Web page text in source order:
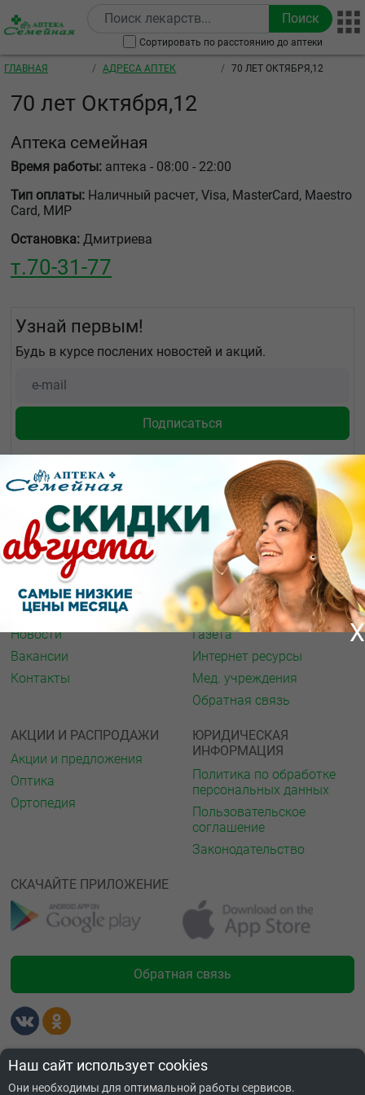
Сортировать по расстоянию до аптеки
Строка навигации
ГЛАВНАЯ АДРЕСА АПТЕК 70 ЛЕТ ОКТЯБРЯ,12
70 лет Октября,12
Аптека семейная
Время работы: аптека - 08:00 - 22:00
Тип оплаты: Наличный расчет, Visa, MasterCard, Maestro
Card, МИР
Остановка: Дмитриева
т.70-31-77
Узнай первым!
Будь в курсе послених новостей и акций.
X
О КОМПАНИИ
О нас
Акции
Архив акций
Новости
Вакансии
Контакты
ИНФОРМАЦИЯ
Аптечная справка
Адреса аптек
Спорт и фитнес
Газета
Интернет ресурсы
Мед. учреждения
Обратная связь
АКЦИИ И РАСПРОДАЖИ
Акции и предложения
Оптика
Ортопедия
ЮРИДИЧЕСКАЯ
ИНФОРМАЦИЯ
Политика по обработке
персональных данных
Пользовательское
соглашение
Законодательство
СКАЧАЙТЕ ПРИЛОЖЕНИЕ
Обратная связь
Лицензии
Наш сайт использует cookies
Они необходимы для оптимальной работы сервисов.